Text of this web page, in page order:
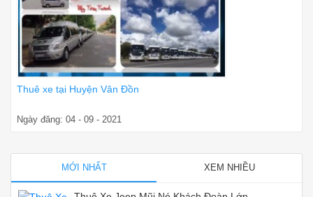
Thuê xe tại Huyện Vân Đồn
Ngày đăng: 04 - 09 - 2021
MỚI NHẤT XEM NHIỀU